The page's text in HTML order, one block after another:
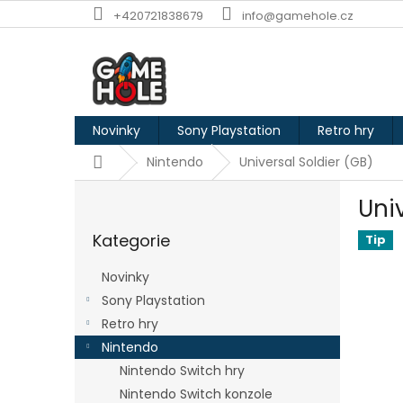
na
+420721838679 info@gamehole.cz
Novinky Sony Playstation Retro hry
DomůNintendo Universal Soldier (GB)
kategorie
Kategorie
Novinky
Sony Playstation
Retro hry
Nintendo
Nintendo Switch hry
Nintendo Switch konzole
Tip